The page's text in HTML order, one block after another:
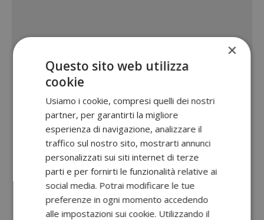
×
Questo sito web utilizza
cookie
Usiamo i cookie, compresi quelli dei nostri
partner, per garantirti la migliore
esperienza di navigazione, analizzare il
traffico sul nostro sito, mostrarti annunci
personalizzati sui siti internet di terze
parti e per fornirti le funzionalità relative ai
social media. Potrai modificare le tue
preferenze in ogni momento accedendo
alle impostazioni sui cookie. Utilizzando il